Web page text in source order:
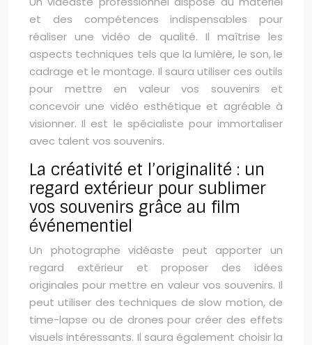
et des compétences indispensables pour
réaliser une vidéo de qualité. Il maîtrise les
aspects techniques tels que la lumière, le son, le
cadrage et le montage. Il saura utiliser ces outils
pour mettre en valeur vos souvenirs et
concevoir une vidéo esthétique et agréable à
visionner. Il est le spécialiste pour immortaliser
avec talent vos souvenirs.
La créativité et l’originalité : un
regard extérieur pour sublimer
vos souvenirs grâce au film
événementiel
Un photographe vidéaste peut apporter un
regard extérieur et proposer des idées
originales pour mettre en valeur vos souvenirs. Il
peut utiliser des techniques de slow motion, de
time-lapse ou de drones pour créer des effets
visuels intéressants. Il saura également choisir la